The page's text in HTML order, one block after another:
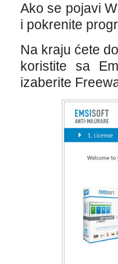
Ako se pojavi
i pokrenite
Na kraju ćete
koristite sa
izaberite